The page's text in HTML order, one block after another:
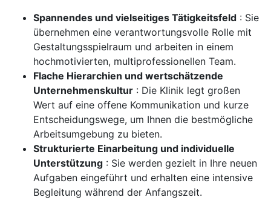
Spannendes und vielseitiges Tätigkeitsfeld : Sie
übernehmen eine verantwortungsvolle Rolle mit
Gestaltungsspielraum und arbeiten in einem
hochmotivierten, multiprofessionellen Team.
Flache Hierarchien und wertschätzende
Unternehmenskultur : Die Klinik legt großen
Wert auf eine offene Kommunikation und kurze
Entscheidungswege, um Ihnen die bestmögliche
Arbeitsumgebung zu bieten.
Strukturierte Einarbeitung und individuelle
Unterstützung : Sie werden gezielt in Ihre neuen
Aufgaben eingeführt und erhalten eine intensive
Begleitung während der Anfangszeit.